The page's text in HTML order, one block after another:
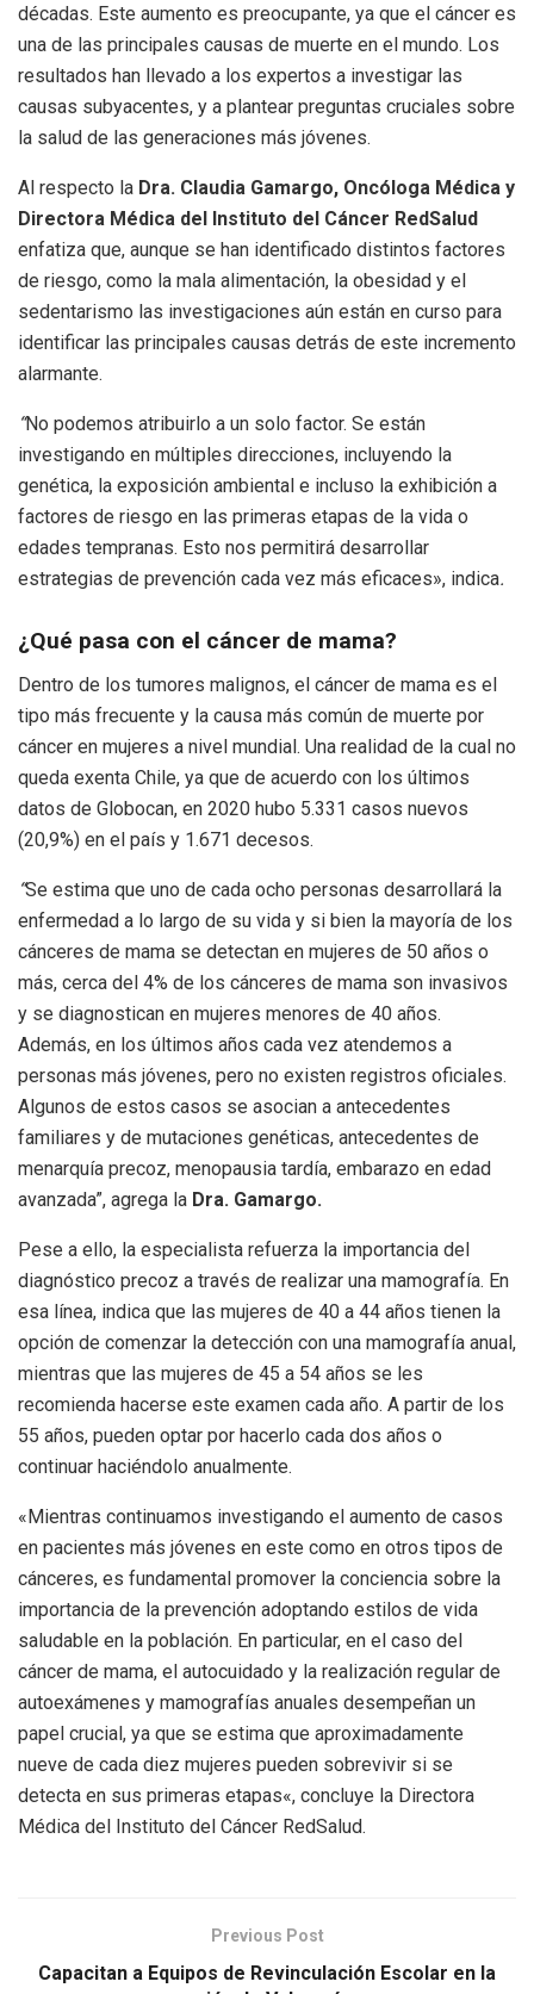
décadas. Este aumento es preocupante, ya que el cáncer es
una de las principales causas de muerte en el mundo. Los
resultados han llevado a los expertos a investigar las
causas subyacentes, y a plantear preguntas cruciales sobre
la salud de las generaciones más jóvenes.
Al respecto la Dra. Claudia Gamargo, Oncóloga Médica y
Directora Médica del Instituto del Cáncer RedSalud
enfatiza que, aunque se han identificado distintos factores
de riesgo, como la mala alimentación, la obesidad y el
sedentarismo las investigaciones aún están en curso para
identificar las principales causas detrás de este incremento
alarmante.
“No podemos atribuirlo a un solo factor. Se están
investigando en múltiples direcciones, incluyendo la
genética, la exposición ambiental e incluso la exhibición a
factores de riesgo en las primeras etapas de la vida o
edades tempranas. Esto nos permitirá desarrollar
estrategias de prevención cada vez más eficaces», indica.
¿Qué pasa con el cáncer de mama?
Dentro de los tumores malignos, el cáncer de mama es el
tipo más frecuente y la causa más común de muerte por
cáncer en mujeres a nivel mundial. Una realidad de la cual no
queda exenta Chile, ya que de acuerdo con los últimos
datos de Globocan, en 2020 hubo 5.331 casos nuevos
(20,9%) en el país y 1.671 decesos.
“Se estima que uno de cada ocho personas desarrollará la
enfermedad a lo largo de su vida y si bien la mayoría de los
cánceres de mama se detectan en mujeres de 50 años o
más, cerca del 4% de los cánceres de mama son invasivos
y se diagnostican en mujeres menores de 40 años.
Además, en los últimos años cada vez atendemos a
personas más jóvenes, pero no existen registros oficiales.
Algunos de estos casos se asocian a antecedentes
familiares y de mutaciones genéticas, antecedentes de
menarquía precoz, menopausia tardía, embarazo en edad
avanzada”, agrega la Dra. Gamargo.
Pese a ello, la especialista refuerza la importancia del
diagnóstico precoz a través de realizar una mamografía. En
esa línea, indica que las mujeres de 40 a 44 años tienen la
opción de comenzar la detección con una mamografía anual,
mientras que las mujeres de 45 a 54 años se les
recomienda hacerse este examen cada año. A partir de los
55 años, pueden optar por hacerlo cada dos años o
continuar haciéndolo anualmente.
«Mientras continuamos investigando el aumento de casos
en pacientes más jóvenes en este como en otros tipos de
cánceres, es fundamental promover la conciencia sobre la
importancia de la prevención adoptando estilos de vida
saludable en la población. En particular, en el caso del
cáncer de mama, el autocuidado y la realización regular de
autoexámenes y mamografías anuales desempeñan un
papel crucial, ya que se estima que aproximadamente
nueve de cada diez mujeres pueden sobrevivir si se
detecta en sus primeras etapas«, concluye la Directora
Médica del Instituto del Cáncer RedSalud.
Previous Post
Capacitan a Equipos de Revinculación Escolar en la